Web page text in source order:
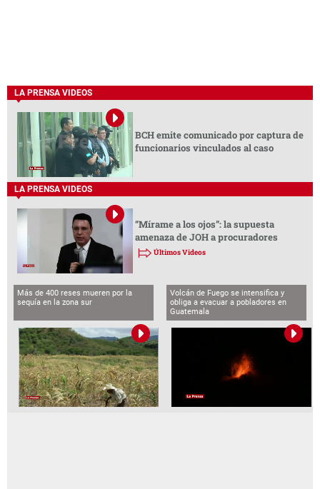
LA PRENSA VIDEOS
BCH emite comunicado por captura de
funcionarios vinculados al caso
LA PRENSA VIDEOS
“Mírame a los ojos”: la supuesta
amenaza de JOH a procuradores
Últimos Videos
Más de 400 reses mueren por la
sequía en la zona sur
Volcán de Fuego se intensifica y
obliga a evacuar a pobladores en
Guatemala